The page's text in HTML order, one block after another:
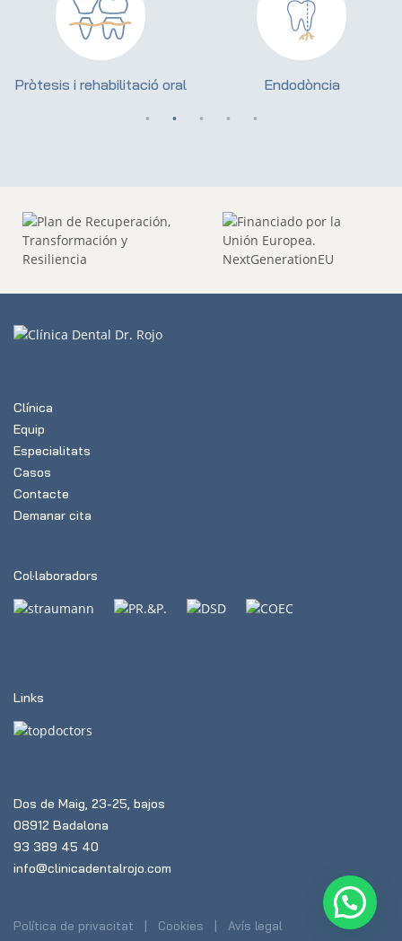
Pròtesis i rehabilitació oral Endodòncia
Clínica
Equip
Especialitats
Casos
Contacte
Demanar cita
Col·laboradors
Links
Dos de Maig, 23-25, bajos
08912 Badalona
93 389 45 40
info@clinicadentalrojo.com
Política de privacitat Cookies Avís legal